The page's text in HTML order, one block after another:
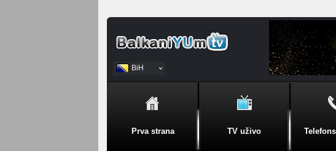
BiH
Srpski
Prva strana TV uživo